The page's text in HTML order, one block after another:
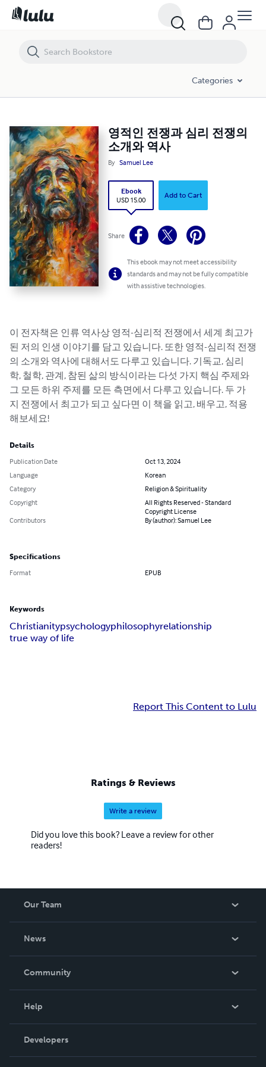
Categories
영적인 전쟁과 심리 전쟁의
소개와 역사
By Samuel Lee
Ebook
USD 15.00
Add to Cart
Share
This ebook may not meet accessibility
standards and may not be fully compatible
with assistive technologies.
이 전자책은 인류 역사상 영적-심리적 전쟁에서 세계 최고가
된 저의 인생 이야기를 담고 있습니다. 또한 영적-심리적 전쟁
의 소개와 역사에 대해서도 다루고 있습니다. 기독교, 심리
학, 철학, 관계, 참된 삶의 방식이라는 다섯 가지 핵심 주제와
그 모든 하위 주제를 모든 측면에서 다루고 있습니다. 두 가
지 전쟁에서 최고가 되고 싶다면 이 책을 읽고, 배우고, 적용
해보세요!
Details
Publication Date
Oct 13, 2024
Language
Korean
Category
Religion & Spirituality
Copyright
All Rights Reserved - Standard
Copyright License
Contributors
By (author): Samuel Lee
Specifications
Format EPUB
Keywords
Christianitypsychologyphilosophyrelationship
true way of life
Report This Content to Lulu
Ratings & Reviews
Write a review
Did you love this book? Leave a review for other
readers!
Our Team
News
In The News
Community
Podcast
Help
Order Lookup
Knowledge Base
Developers
영적인 전쟁과 심리 전쟁의 소개와 역사